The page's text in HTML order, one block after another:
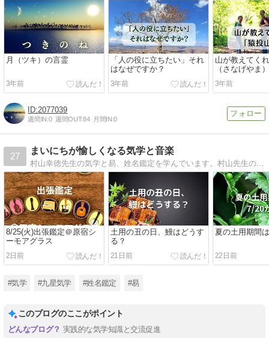
月（ツキ）の言霊
3年前
「人の役に立ちたい」それ
はなぜですか？
3年前
山が教えてく
（さなげやま
3年前
2077039
週間IN:0 週間OUT:84 月間IN:0
27
まいにちが愉しくなる気学と音楽
村山幸徳先生の気学と易、姓名鑑定を学んでいます。村山先生の気学を少しでも広める事ができれば。それが誰かの「蜘蛛の糸」となれば… という想いで発信していきます。violinや音楽はライフワーク。ライブ活動や音楽の事も書いたりします。
8/25(火)出張鑑定＠原宿シ
ーモアグラス
2日前
土用の丑の日、鰻はどうす
る？
21日前
夏の土用期間
22日前
#気学 #九星気学 #姓名鑑定 #易
このブログのここがポイント
実践的な気学知識と交流促進